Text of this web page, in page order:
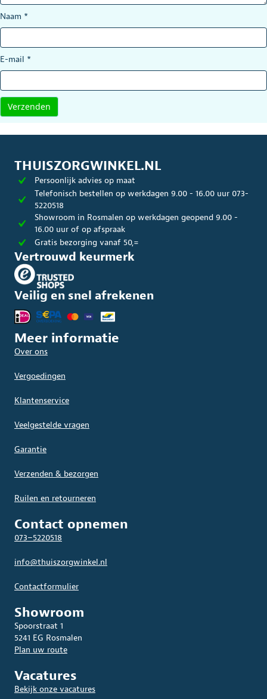
Naam *
E-mail *
THUISZORGWINKEL.NL
Persoonlijk advies op maat
Telefonisch bestellen op werkdagen 9.00 - 16.00 uur 073-
5220518
Showroom in Rosmalen op werkdagen geopend 9.00 -
16.00 uur of op afspraak
Gratis bezorging vanaf 50,=
Vertrouwd keurmerk
Veilig en snel afrekenen
Meer informatie
Over ons
Vergoedingen
Klantenservice
Veelgestelde vragen
Garantie
Verzenden & bezorgen
Ruilen en retourneren
Contact opnemen
073–5220518
info@thuiszorgwinkel.nl
Contactformulier
Showroom
Spoorstraat 1
5241 EG Rosmalen
Plan uw route
Vacatures
Bekijk onze vacatures